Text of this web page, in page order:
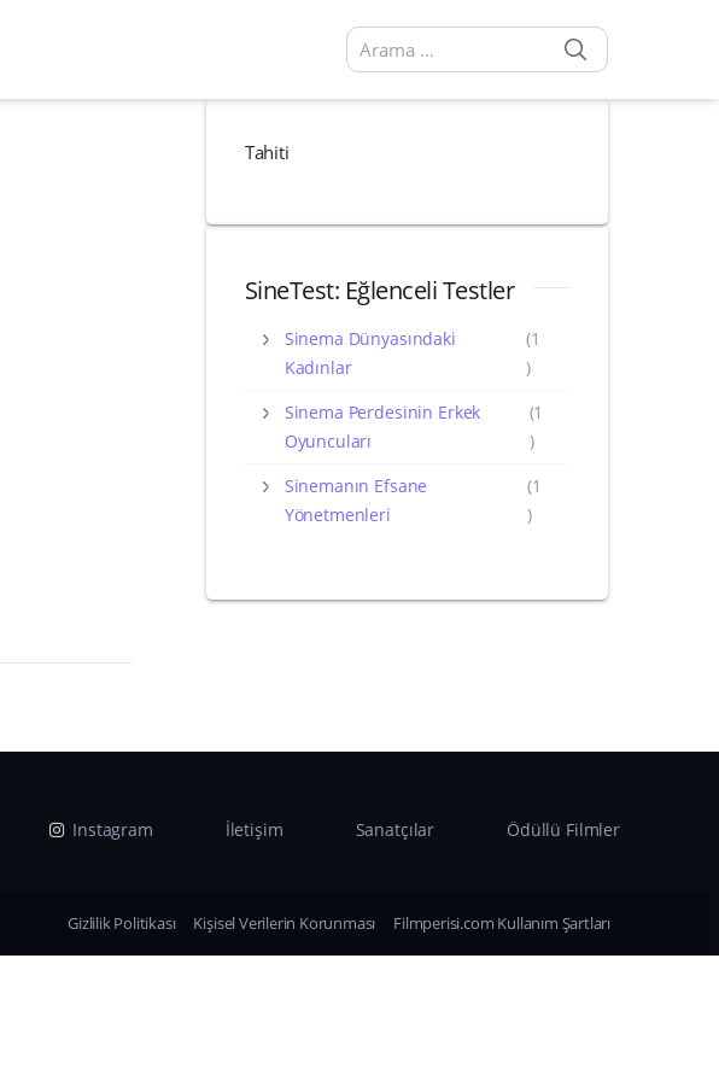
Arama sonuçları:
Tahiti
SineTest: Eğlenceli Testler
Sinema Dünyasındaki
Kadınlar
(1
)
Sinema Perdesinin Erkek
Oyuncuları
(1
)
Sinemanın Efsane
Yönetmenleri
(1
)
Instagram İletişim Sanatçılar Ödüllü Filmler
Gizlilik Politikası Kişisel Verilerin Korunması Filmperisi.com Kullanım Şartları